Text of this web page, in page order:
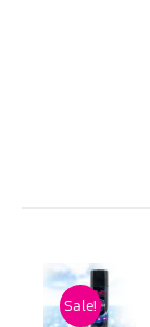
Sale!